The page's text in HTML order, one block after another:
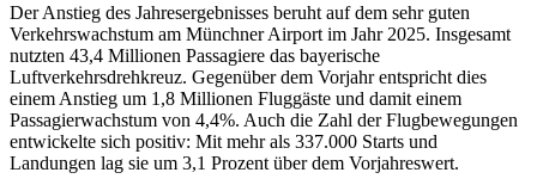
Der Anstieg des Jahresergebnisses beruht auf dem sehr guten
Verkehrswachstum am Münchner Airport im Jahr 2025. Insgesamt
nutzten 43,4 Millionen Passagiere das bayerische
Luftverkehrsdrehkreuz. Gegenüber dem Vorjahr entspricht dies
einem Anstieg um 1,8 Millionen Fluggäste und damit einem
Passagierwachstum von 4,4%. Auch die Zahl der Flugbewegungen
entwickelte sich positiv: Mit mehr als 337.000 Starts und
Landungen lag sie um 3,1 Prozent über dem Vorjahreswert.